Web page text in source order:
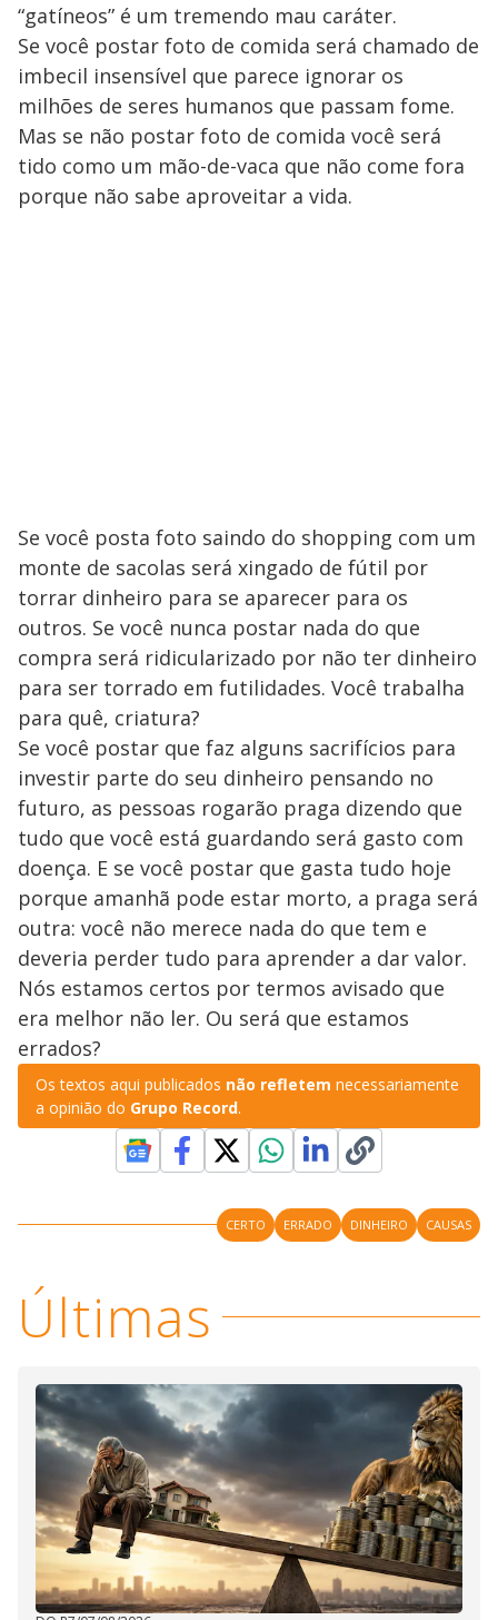
“gatíneos” é um tremendo mau caráter.
Se você postar foto de comida será chamado de
imbecil insensível que parece ignorar os
milhões de seres humanos que passam fome.
Mas se não postar foto de comida você será
tido como um mão-de-vaca que não come fora
porque não sabe aproveitar a vida.
Se você posta foto saindo do shopping com um
monte de sacolas será xingado de fútil por
torrar dinheiro para se aparecer para os
outros. Se você nunca postar nada do que
compra será ridicularizado por não ter dinheiro
para ser torrado em futilidades. Você trabalha
para quê, criatura?
Se você postar que faz alguns sacrifícios para
investir parte do seu dinheiro pensando no
futuro, as pessoas rogarão praga dizendo que
tudo que você está guardando será gasto com
doença. E se você postar que gasta tudo hoje
porque amanhã pode estar morto, a praga será
outra: você não merece nada do que tem e
deveria perder tudo para aprender a dar valor.
Nós estamos certos por termos avisado que
era melhor não ler. Ou será que estamos
errados?
Os textos aqui publicados não refletem necessariamente
a opinião do Grupo Record.
CERTO ERRADO DINHEIRO CAUSAS
Últimas